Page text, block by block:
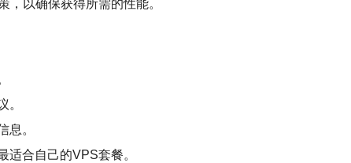
以确保获得所需的性能。
。
息。
适合自己的VPS套餐。